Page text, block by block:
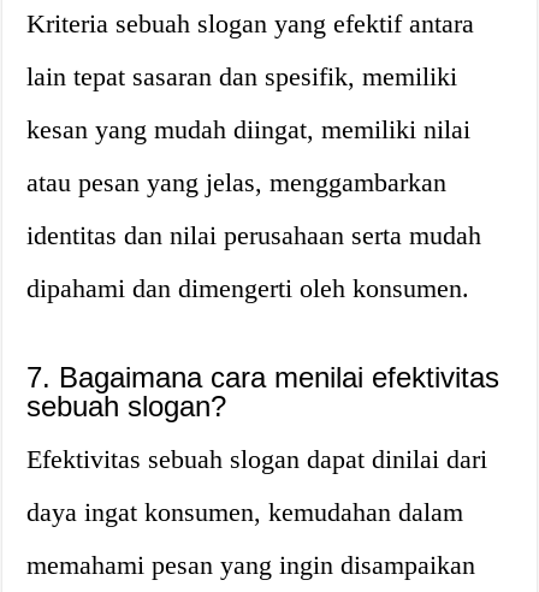
Kriteria sebuah slogan yang efektif antara
lain tepat sasaran dan spesifik, memiliki
kesan yang mudah diingat, memiliki nilai
atau pesan yang jelas, menggambarkan
identitas dan nilai perusahaan serta mudah
dipahami dan dimengerti oleh konsumen.
7. Bagaimana cara menilai efektivitas
sebuah slogan?
Efektivitas sebuah slogan dapat dinilai dari
daya ingat konsumen, kemudahan dalam
memahami pesan yang ingin disampaikan